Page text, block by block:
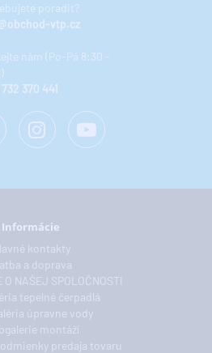
poradit?
vtp.cz
nám (Po-Pá 8:30 -
370 441
Informácie
kontakty
a doprava
O NAŠEJ SPOLOČNOSTI
tepelné čerpadlá
úpravne vody
montáží
predaja tovaru